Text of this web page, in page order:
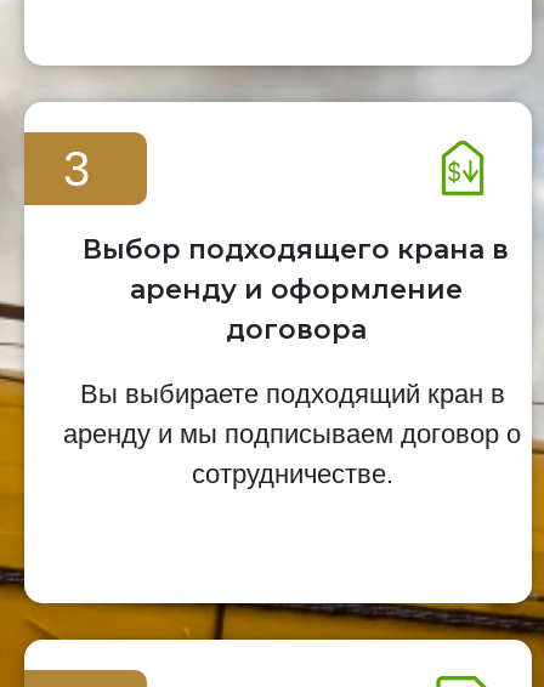
3
Выбор подходящего крана в
аренду и оформление
договора
Вы выбираете подходящий кран в
аренду и мы подписываем договор о
сотрудничестве.